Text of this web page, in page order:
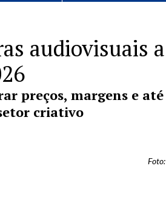
audiovisuais a
preços, margens e até
criativo